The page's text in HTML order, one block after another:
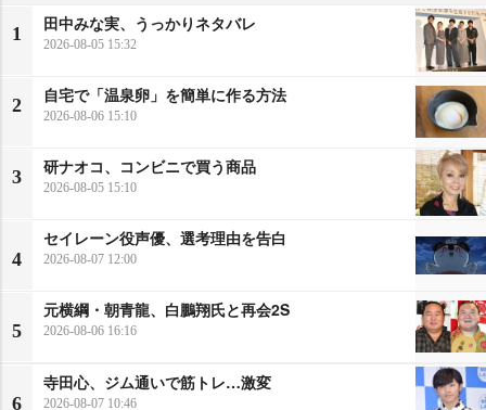
1
田中みな実、うっかりネタバレ
2026-08-05 15:32
2
自宅で「温泉卵」を簡単に作る方法
2026-08-06 15:10
3
研ナオコ、コンビニで買う商品
2026-08-05 15:10
4
セイレーン役声優、選考理由を告白
2026-08-07 12:00
5
元横綱・朝青龍、白鵬翔氏と再会2S
2026-08-06 16:16
6
寺田心、ジム通いで筋トレ…激変
2026-08-07 10:46